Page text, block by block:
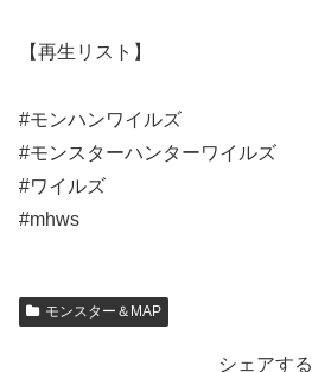
【再生リスト】
#モンハンワイルズ
#モンスターハンターワイルズ
#ワイルズ
#mhws
モンスター＆MAP
シェアする